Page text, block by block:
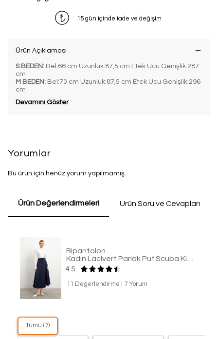
15 gün içinde iade ve değişim
Ürün Açıklaması
S BEDEN: Bel:66 cm Uzunluk:87,5 cm Etek Ucu Genişlik:287
cm
M BEDEN: Bel:70 cm Uzunluk:87,5 cm Etek Ucu Genişlik:296
cm
Devamını Göster
Yorumlar
Bu ürün için henüz yorum yapılmamış.
Ürün Değerlendirmeleri Ürün Soru ve Cevapları
Bipantolon
4.5
11 Değerlendirme 7 Yorum
Tümü (7)